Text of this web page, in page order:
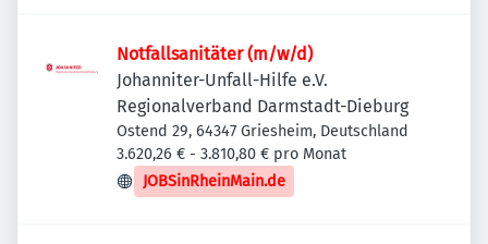
Notfallsanitäter (m/w/d)
Johanniter-Unfall-Hilfe e.V.
Regionalverband Darmstadt-Dieburg
Ostend 29, 64347 Griesheim, Deutschland
3.620,26 € - 3.810,80 € pro Monat
JOBSinRheinMain.de